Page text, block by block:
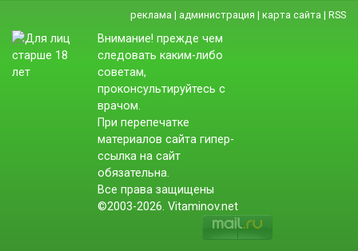
реклама | администрация | карта сайта | RSS
Внимание! прежде чем
следовать каким-либо
советам,
проконсультируйтесь с
врачом.
При перепечатке
материалов сайта гипер-
ссылка на сайт
обязательна.
Все права защищены
©2003-2026. Vitaminov.net